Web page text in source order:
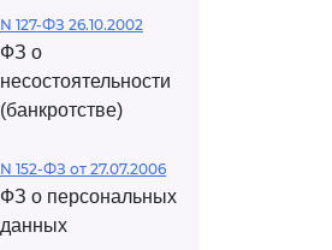
N 127-ФЗ 26.10.2002
ФЗ о
несостоятельности
(банкротстве)
N 152-ФЗ от 27.07.2006
ФЗ о персональных
данных